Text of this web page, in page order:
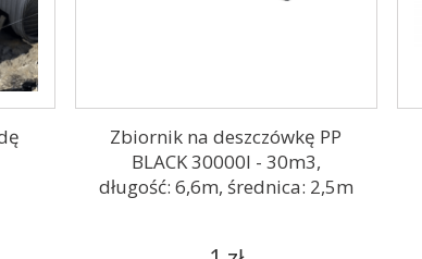
Zbiornik na deszczówkę PP
BLACK 30000l - 30m3,
długość: 6,6m, średnica: 2,5m